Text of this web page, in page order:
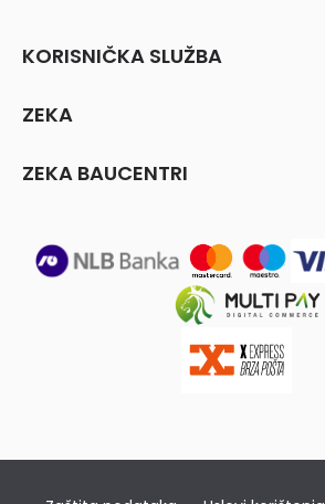
KORISNIČKA SLUŽBA
ZEKA
ZEKA BAUCENTRI